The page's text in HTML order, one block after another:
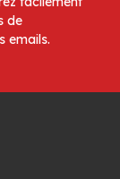
de
emails.